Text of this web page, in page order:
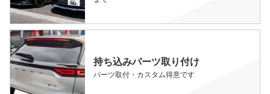
持ち込みパーツ取り付け
パーツ取付・カスタム得意です